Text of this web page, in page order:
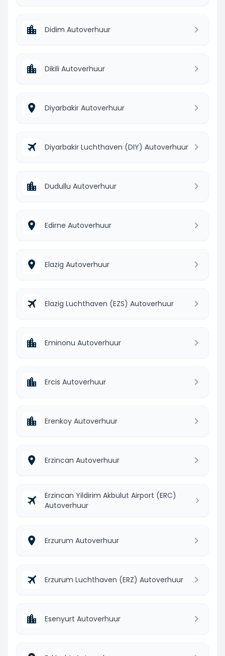
Didim Autoverhuur
Dikili Autoverhuur
Diyarbakir Autoverhuur
Diyarbakir Luchthaven (DIY) Autoverhuur
Dudullu Autoverhuur
Edirne Autoverhuur
Elazig Autoverhuur
Elazig Luchthaven (EZS) Autoverhuur
Eminonu Autoverhuur
Ercis Autoverhuur
Erenkoy Autoverhuur
Erzincan Autoverhuur
Erzincan Yildirim Akbulut Airport (ERC)
Autoverhuur
Erzurum Autoverhuur
Erzurum Luchthaven (ERZ) Autoverhuur
Esenyurt Autoverhuur